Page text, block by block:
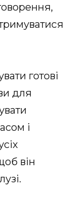
готові
для
і
він